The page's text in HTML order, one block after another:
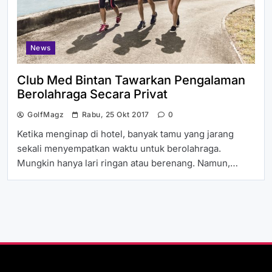
News
Club Med Bintan Tawarkan Pengalaman
Berolahraga Secara Privat
GolfMagz Rabu, 25 Okt 2017 0
Ketika menginap di hotel, banyak tamu yang jarang
sekali menyempatkan waktu untuk berolahraga.
Mungkin hanya lari ringan atau berenang. Namun,…